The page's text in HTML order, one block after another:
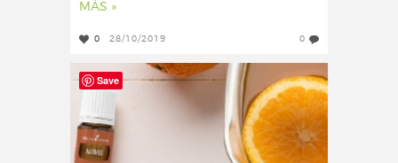
MÁS »
0 28/10/2019 0
Save